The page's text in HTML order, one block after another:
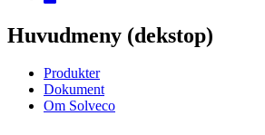
Huvudmeny (dekstop)
Produkter
Dokument
Om Solveco